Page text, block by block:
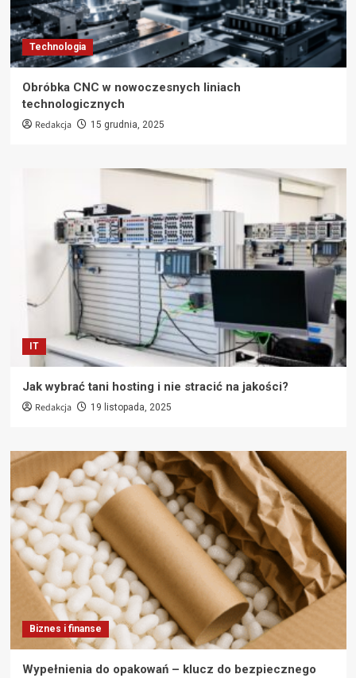
Technologia
Obróbka CNC w nowoczesnych liniach
technologicznych
Redakcja 15 grudnia, 2025
IT
Jak wybrać tani hosting i nie stracić na jakości?
Redakcja 19 listopada, 2025
Biznes i finanse
Wypełnienia do opakowań – klucz do bezpiecznego